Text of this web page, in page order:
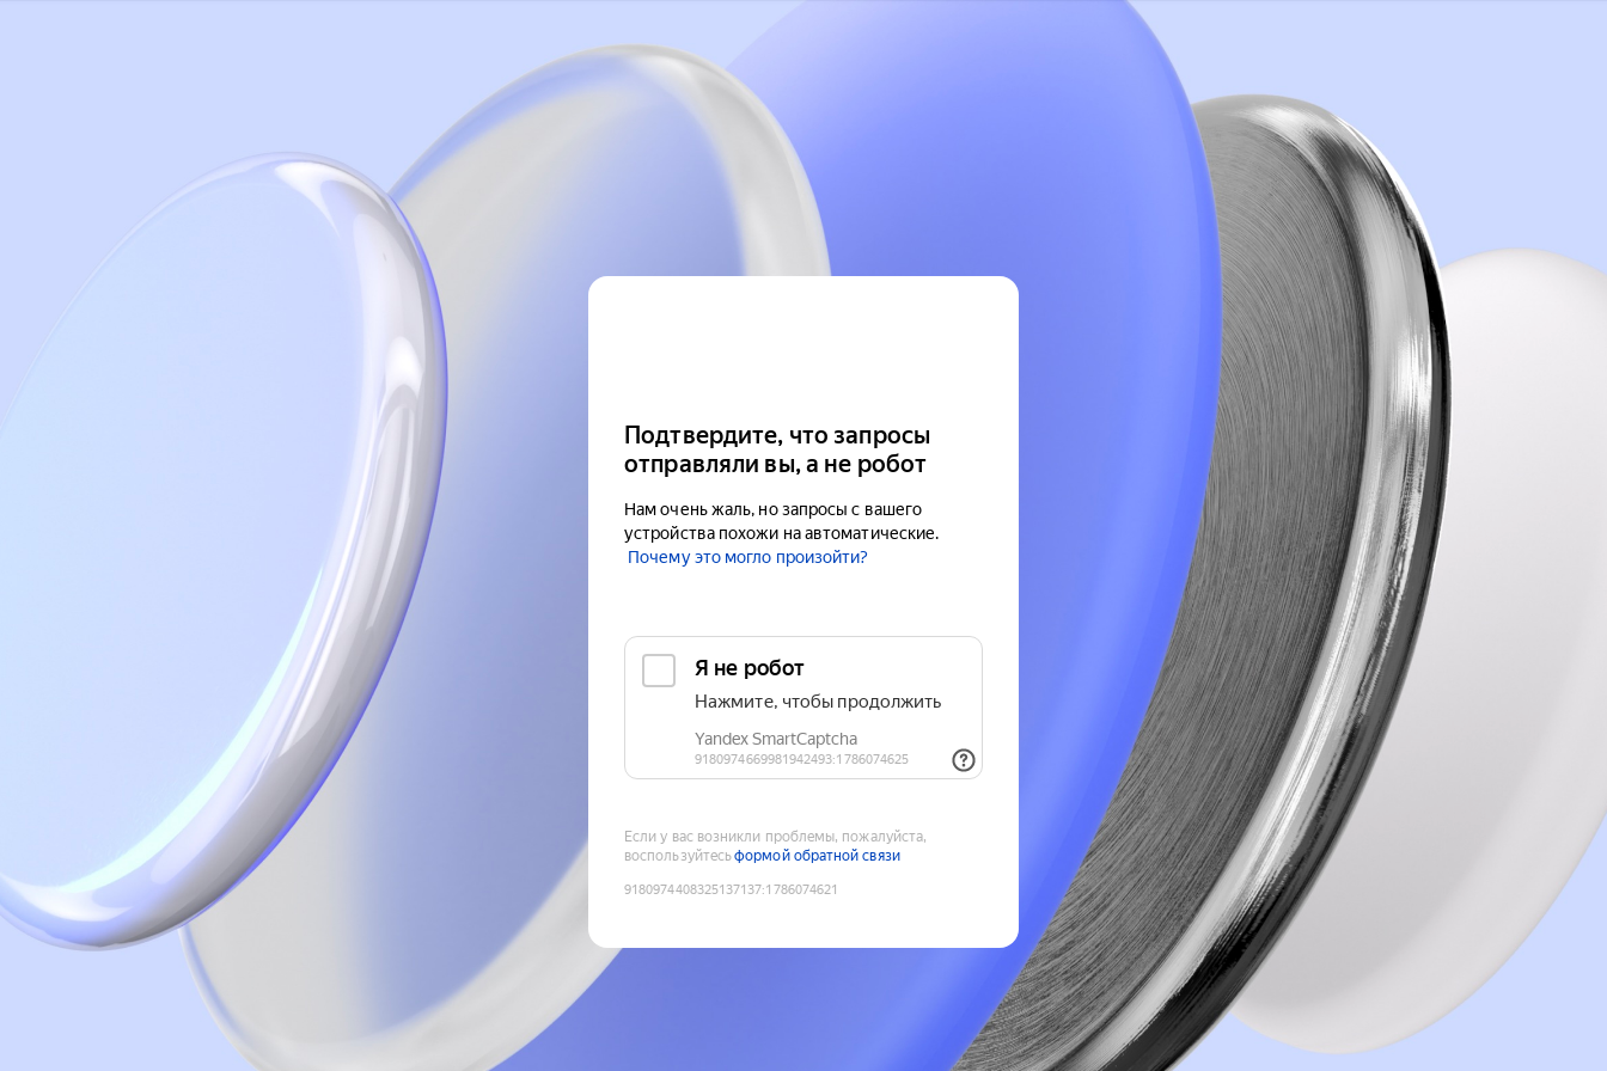
Подтвердите, что запросы
отправляли вы, а не робот
Нам очень жаль, но запросы с вашего
устройства похожи на автоматические.
Почему это могло произойти?
Если у вас возникли проблемы, пожалуйста,
воспользуйтесьформой обратной связи
9180974408325137137:1786074621